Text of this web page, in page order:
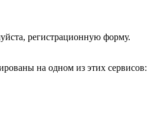
регистрационную форму.
на одном из этих сервисов: